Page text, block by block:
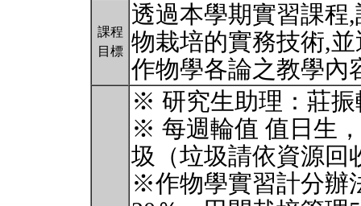
課程
目標
透過本學期實習課程
物栽培的實務技術,
作物學各論之教學內
※ 研究生助理：莊
※ 每週輪值 值日生
圾（垃圾請依資源回
※作物學實習計分辦